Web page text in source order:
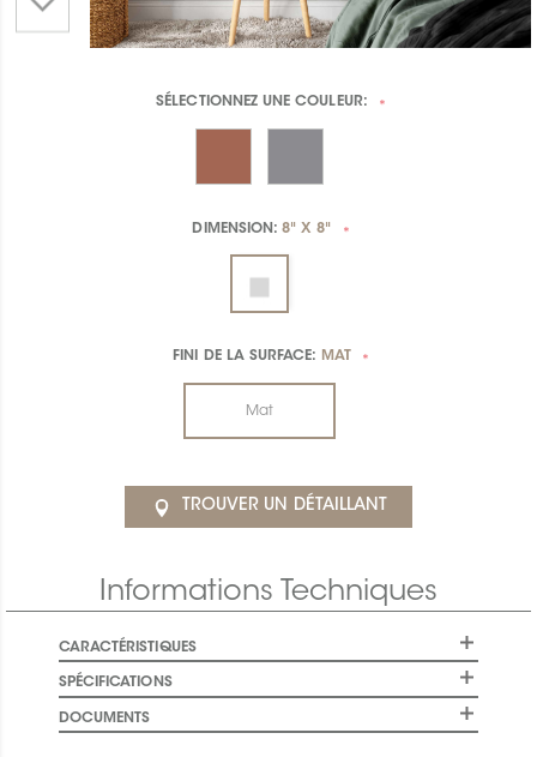
SÉLECTIONNEZ UNE COULEUR: *
DIMENSION:8" X 8" *
FINI DE LA SURFACE: MAT *
Mat
TROUVER UN DÉTAILLANT
Informations Techniques
CARACTÉRISTIQUES
SPÉCIFICATIONS
DOCUMENTS